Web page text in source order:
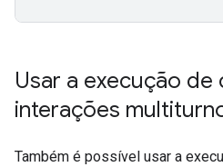
Usar a execução de
interações
Também é possível usar a